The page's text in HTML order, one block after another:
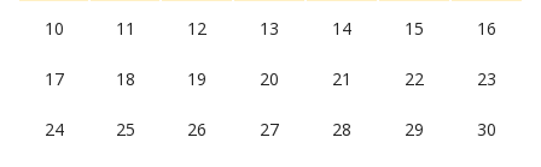
10 11 12 13 14 15 16
17 18 19 20 21 22 23
24 25 26 27 28 29 30